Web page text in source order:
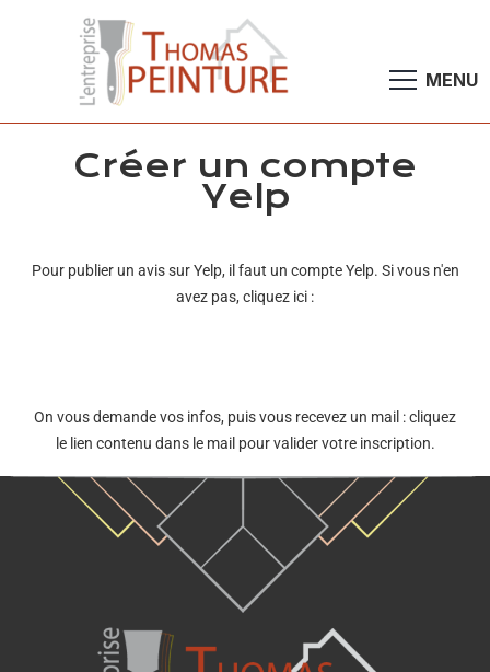
Créer un compte
Yelp
Pour publier un avis sur Yelp, il faut un compte Yelp. Si vous n'en
avez pas, cliquez ici :
On vous demande vos infos, puis vous recevez un mail :cliquez
le lien contenu dans le mail pour valider votre inscription.